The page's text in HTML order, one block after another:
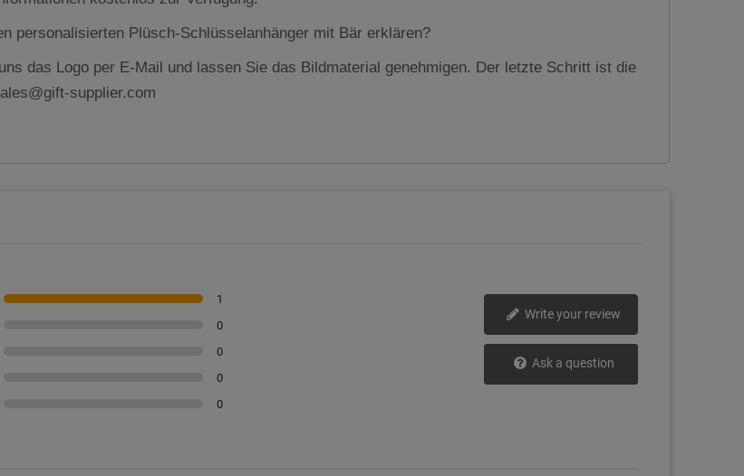
personalisierten Plüsch-Schlüsselanhänger mit Bär erklären?
das Logo per E-Mail und lassen Sie das Bildmaterial genehmigen. Der letzte Schritt ist die
supplier.com
1
0
0
0
0
Write your review
Ask a question